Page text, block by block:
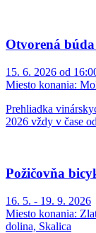
Otvorená
15. 6. 2026 od
Miesto konania:
Prehliadka
2026 vždy v čase
Požičovňa
16. 5. - 19. 9. 2026
Miesto konania:
dolina, Skalica